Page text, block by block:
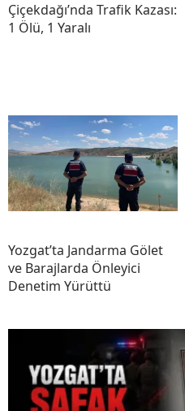
Çiçekdağı’nda Trafik Kazası:
1 Ölü, 1 Yaralı
Yozgat’ta Jandarma Gölet
ve Barajlarda Önleyici
Denetim Yürüttü